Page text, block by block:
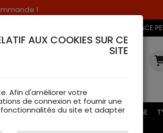
!
MON ESPACE
ACCESSOIRES EQUIPEMENTS DE CHASSE
AUX COOKIES SUR CE
SITE
Afin d'améliorer votre
de connexion et fournir une
du site et adapter